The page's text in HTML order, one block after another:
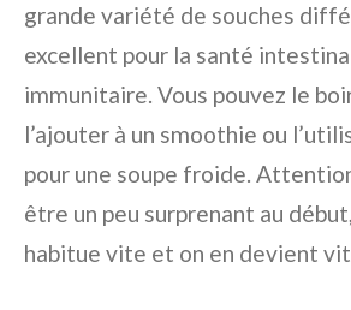
grande variété de souches
excellent pour la santé
immunitaire. Vous pouvez le
l’ajouter à un smoothie ou
pour une soupe froide.
être un peu surprenant au
habitue vite et on en devient